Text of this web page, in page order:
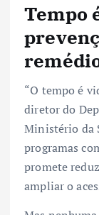
Tempo
“O tempo é
diretor do
Ministério da
programas
promete
ampliar o